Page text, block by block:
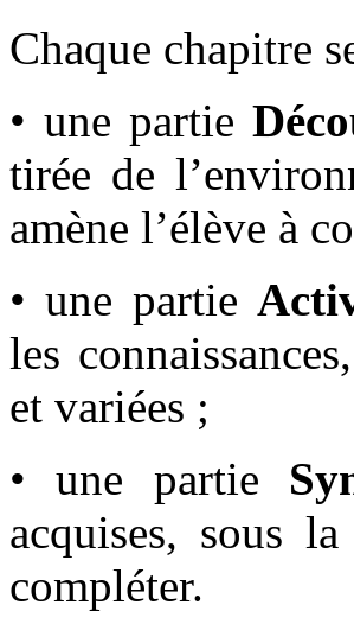
Chaque chapitre
• une partie
tirée de
amène l’élève à
• une partie
les
et variées ;
• une partie
acquises, sous
compléter.